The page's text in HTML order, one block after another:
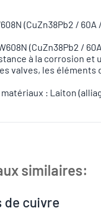
(CuZn38Pb2 /
(CuZn38Pb2 /
à la corrosion et
valves, les
: Laiton
similaires:
de cuivre